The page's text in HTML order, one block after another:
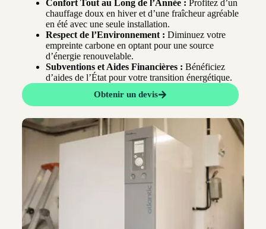
Confort Tout au Long de l’Année : Profitez d’un
chauffage doux en hiver et d’une fraîcheur agréable
en été avec une seule installation.
Respect de l’Environnement : Diminuez votre
empreinte carbone en optant pour une source
d’énergie renouvelable.
Subventions et Aides Financières : Bénéficiez
d’aides de l’État pour votre transition énergétique.
Obtenir un devis